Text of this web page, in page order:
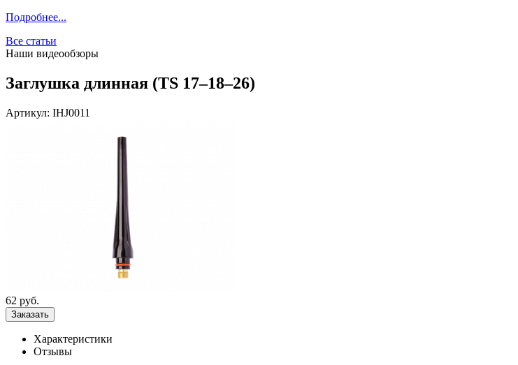
Подробнее...
Все статьи
Наши видеообзоры
Заглушка длинная (TS 17–18–26)
Артикул: IHJ0011
62 руб.
Характеристики
Отзывы